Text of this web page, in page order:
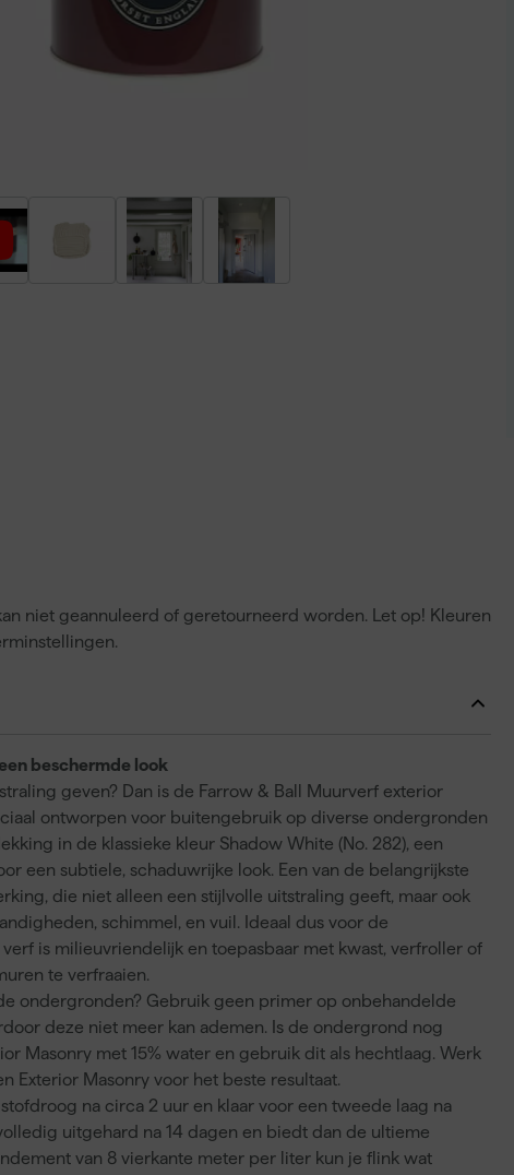
niet geannuleerd of geretourneerd worden. Let op! Kleuren
beschermde look
geven? Dan is de Farrow & Ball Muurverf exterior
ontworpen voor buitengebruik op diverse ondergronden
in de klassieke kleur Shadow White (No. 282), een
een subtiele, schaduwrijke look. Een van de belangrijkste
die niet alleen een stijlvolle uitstraling geeft, maar ook
schimmel, en vuil. Ideaal dus voor de
is milieuvriendelijk en toepasbaar met kwast, verfroller of
te verfraaien.
ondergronden? Gebruik geen primer op onbehandelde
deze niet meer kan ademen. Is de ondergrond nog
Masonry met 15% water en gebruik dit als hechtlaag. Werk
Exterior Masonry voor het beste resultaat.
na circa 2 uur en klaar voor een tweede laag na
uitgehard na 14 dagen en biedt dan de ultieme
van 8 vierkante meter per liter kun je flink wat